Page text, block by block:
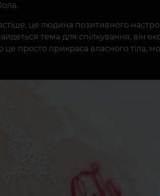
це людина позитивного
тема для спілкування, він
це просто прикраса власного тіла,